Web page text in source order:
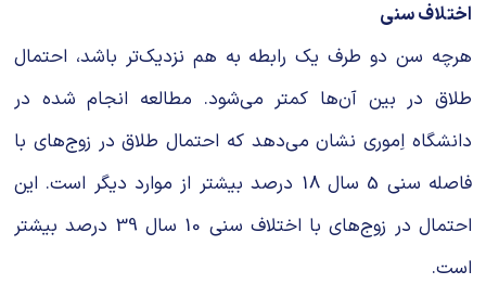
اختلاف سنی
هرچه سن دو طرف یک رابطه به هم نزدیک‌تر باشد، احتمال
طلاق در بین آن‌ها کمتر می‌شود. مطالعه انجام شده در
دانشگاه اِموری نشان می‌دهد که احتمال طلاق در زوج‌های با
فاصله سنی 5 سال 18 درصد بیشتر از موارد دیگر است. این
احتمال در زوج‌های با اختلاف سنی 10 سال 39 درصد بیشتر
است.